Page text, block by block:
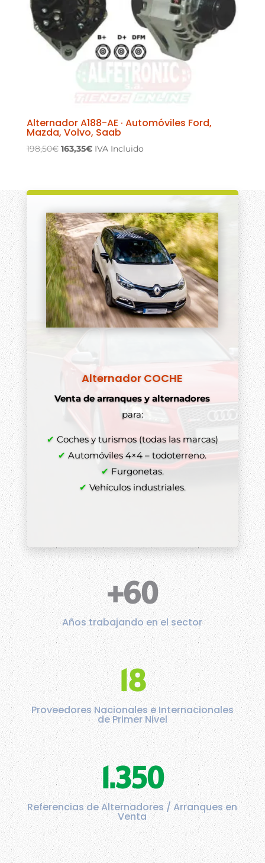
Alternador A188-AE · Automóviles Ford,
Mazda, Volvo, Saab
198,50€ El
era:
163,35€El
es:
IVA Incluido
Alternador COCHE
Venta de arranques y alternadores
para:
✔ Coches y turismos (todas las marcas)
✔ Automóviles 4×4 – todoterreno.
✔ Furgonetas.
✔ Vehículos industriales.
+60
Años trabajando en el sector
18
Proveedores Nacionales e Internacionales
de Primer Nivel
1.350
Referencias de Alternadores / Arranques en
Venta